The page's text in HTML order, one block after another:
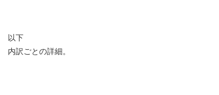
以下
内訳ごとの詳細。